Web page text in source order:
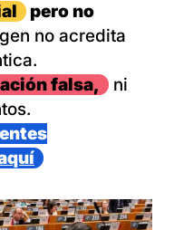
pero no
no acredita
falsa,
ni